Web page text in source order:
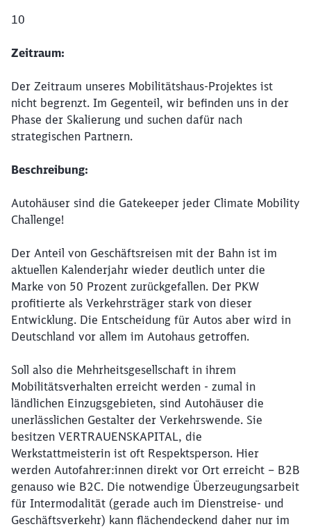
10
Zeitraum:
Der Zeitraum unseres Mobilitätshaus-Projektes ist
nicht begrenzt. Im Gegenteil, wir befinden uns in der
Phase der Skalierung und suchen dafür nach
strategischen Partnern.
Beschreibung:
Autohäuser sind die Gatekeeper jeder Climate Mobility
Challenge!
Der Anteil von Geschäftsreisen mit der Bahn ist im
aktuellen Kalenderjahr wieder deutlich unter die
Marke von 50 Prozent zurückgefallen. Der PKW
profitierte als Verkehrsträger stark von dieser
Entwicklung. Die Entscheidung für Autos aber wird in
Deutschland vor allem im Autohaus getroffen.
Soll also die Mehrheitsgesellschaft in ihrem
Mobilitätsverhalten erreicht werden - zumal in
ländlichen Einzugsgebieten, sind Autohäuser die
unerlässlichen Gestalter der Verkehrswende. Sie
besitzen VERTRAUENSKAPITAL, die
Werkstattmeisterin ist oft Respektsperson. Hier
werden Autofahrer:innen direkt vor Ort erreicht – B2B
genauso wie B2C. Die notwendige Überzeugungsarbeit
für Intermodalität (gerade auch im Dienstreise- und
Geschäftsverkehr) kann flächendeckend daher nur im